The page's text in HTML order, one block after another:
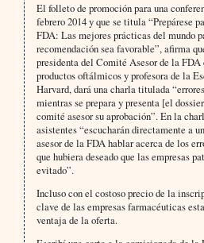
El folleto de promoción para una
febrero 2014 y que se titula “Prepárese
FDA: Las mejores prácticas del mundo
recomendación sea favorable”, afirma
presidenta del Comité Asesor de la
productos oftálmicos y profesora de la
Harvard, dará una charla titulada
mientras se prepara y presenta [el
comité asesor su aprobación”. En la
asistentes “escucharán directamente a
asesor de la FDA hablar acerca de los
que hubiera deseado que las empresas
evitado”.
Incluso con el costoso precio de la
clave de las empresas farmacéuticas
ventaja de la oferta.